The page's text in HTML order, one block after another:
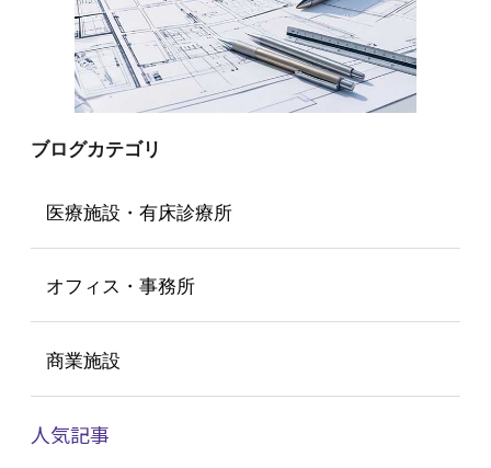
ブログカテゴリ
医療施設・有床診療所
オフィス・事務所
商業施設
人気記事